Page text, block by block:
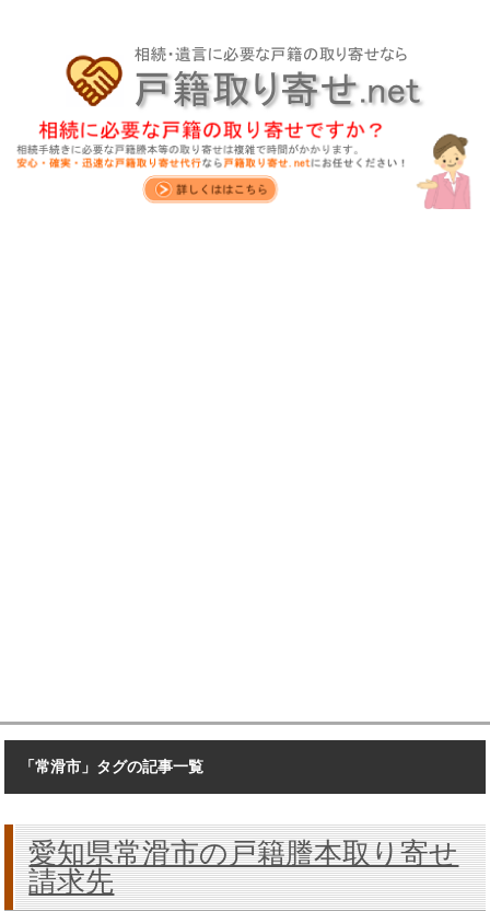
「常滑市」タグの記事一覧
愛知県常滑市の戸籍謄本取り寄せ
請求先